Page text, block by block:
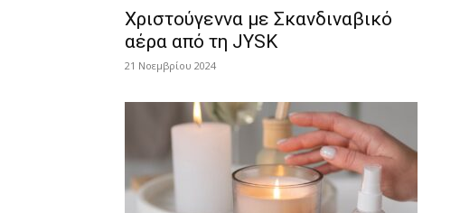
Χριστούγεννα με Σκανδιναβικό
αέρα από τη JYSK
21 Νοεμβρίου 2024